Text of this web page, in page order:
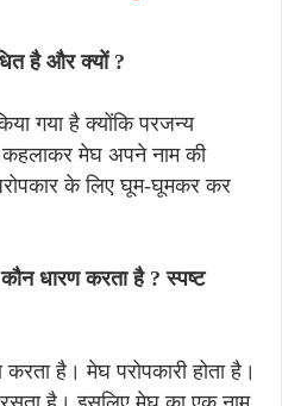
है और क्यों ?
गया है क्योंकि परजन्य
कहलाकर मेघ अपने नाम की
के लिए घूम-घूमकर कर
धारण करता है ? स्पष्ट
है। मेघ परोपकारी होता है।